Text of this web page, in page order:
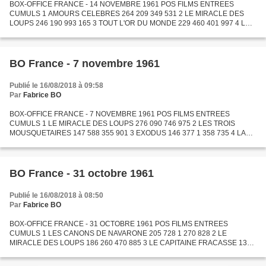
BOX-OFFICE FRANCE - 14 NOVEMBRE 1961 POS FILMS ENTREES
CUMULS 1 AMOURS CELEBRES 264 209 349 531 2 LE MIRACLE DES
LOUPS 246 190 993 165 3 TOUT L'OR DU MONDE 229 460 401 997 4 LES
500 522 809...
BO France - 7 novembre 1961
Publié le 16/08/2018 à 09:58
Par Fabrice BO
BOX-OFFICE FRANCE - 7 NOVEMBRE 1961 POS FILMS ENTREES
CUMULS 1 LE MIRACLE DES LOUPS 276 090 746 975 2 LES TROIS
MOUSQUETAIRES 147 588 355 901 3 EXODUS 146 377 1 358 735 4 LA
754 1 406 582 6...
BO France - 31 octobre 1961
Publié le 16/08/2018 à 08:50
Par Fabrice BO
BOX-OFFICE FRANCE - 31 OCTOBRE 1961 POS FILMS ENTREES
CUMULS 1 LES CANONS DE NAVARONE 205 728 1 270 828 2 LE
MIRACLE DES LOUPS 186 260 470 885 3 LE CAPITAINE FRACASSE 136
SE REBIFFE 111 954...